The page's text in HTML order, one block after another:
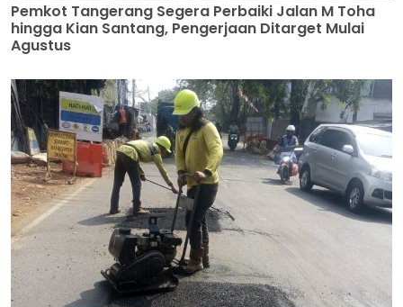
Pemkot Tangerang Segera Perbaiki Jalan M Toha
hingga Kian Santang, Pengerjaan Ditarget Mulai
Agustus